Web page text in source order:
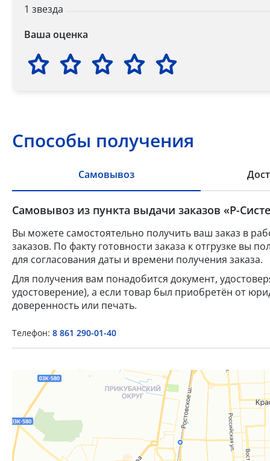
1 звезда
Ваша оценка
Способы получения
Самовывоз
Самовывоз из пункта выдачи заказов «Р-
Вы можете самостоятельно получить ваш заказ в
заказов. По факту готовности заказа к отгрузке вы
для согласования даты и времени получения заказа.
Для получения вам понадобится документ,
удостоверение), а если товар был приобретён от
доверенность или печать.
Телефон: 8 861 290-01-40